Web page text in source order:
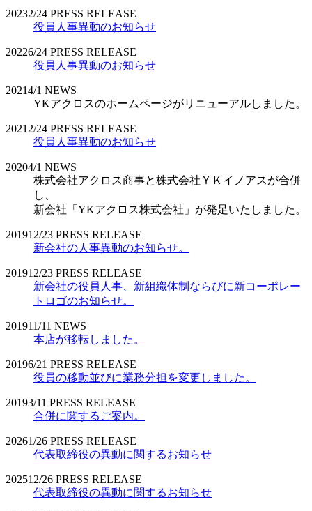
20232/24 PRESS RELEASE
役員人事異動のお知らせ
20226/24 PRESS RELEASE
役員人事異動のお知らせ
20214/1 NEWS
YKアクロスのホームページがリニューアルしました。
2021 2/24 PRESS RELEASE
役員人事異動のお知らせ
20204/1 NEWS
株式会社アクロス商事と株式会社ＹＫイノアスが合併
し、
新会社「YKアクロス株式会社」が発足いたしました。
201912/23 PRESS RELEASE
新会社の人事異動のお知らせ。
201912/23 PRESS RELEASE
新会社の役員人事、新組織体制ならびに新コーポレー
トロゴのお知らせ。
201911/11 NEWS
本店が移転しました。
20196/21 PRESS RELEASE
役員の移動並びに業務分担を変更しました。
20193/11 PRESS RELEASE
合併に関するご案内。
20261/26 PRESS RELEASE
代表取締役の異動に関するお知らせ
202512/26 PRESS RELEASE
代表取締役の異動に関するお知らせ